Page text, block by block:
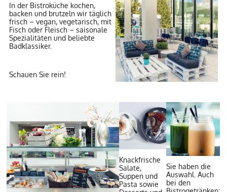
In der Bistroküche kochen,
backen und brutzeln wir täglich
frisch – vegan, vegetarisch, mit
Fisch oder Fleisch – saisonale
Spezialitäten und beliebte
Badklassiker.
Schauen Sie rein!
Knackfrische
Salate,
Suppen und
Pasta sowie
Sie haben die
Auswahl. Auch
bei den